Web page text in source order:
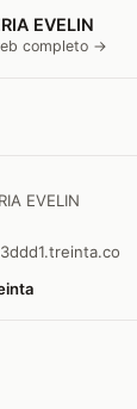
EVELIN
completo →
EVELIN